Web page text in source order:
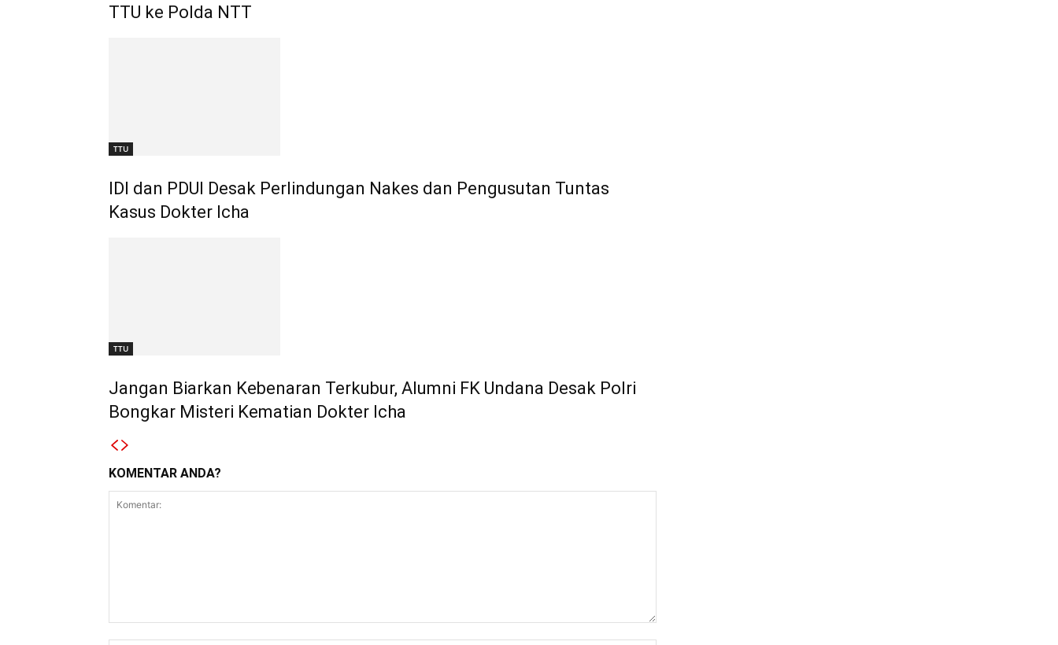
TTU ke Polda NTT
TTU
IDI dan PDUI Desak Perlindungan Nakes dan Pengusutan Tuntas
Kasus Dokter Icha
TTU
Jangan Biarkan Kebenaran Terkubur, Alumni FK Undana Desak Polri
Bongkar Misteri Kematian Dokter Icha
KOMENTAR ANDA?